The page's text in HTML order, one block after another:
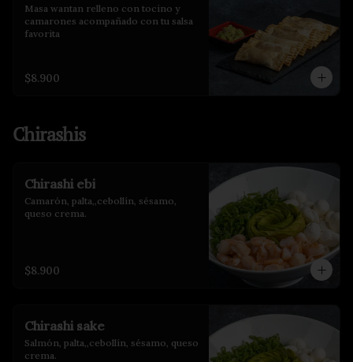
Masa wantan relleno con tocino y
camarones acompañado con tu salsa
favorita
$8.900
Chirashis
Chirashi ebi
Camarón, palta,,cebollín, sésamo,
queso crema.
$8.900
Chirashi sake
Salmón, palta,,cebollín, sésamo, queso
crema.